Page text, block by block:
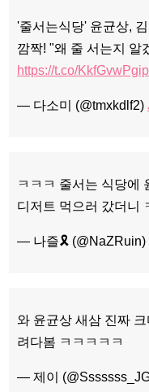
'줄서는식당' 윤균상,
깜짝! "왜 줄 서는지 알
https://t.co/KkfGvwPgip
— 다소미 (@tmxkdlf2)
ㅋㅋㅋ 줄서는 식당에
디저트 먹으러 갔더니
— 나즐🎗 (@NaZRuin)
와 윤균상 새삼 진짜
려다봄 ㅋㅋㅋㅋㅋ
— 제이